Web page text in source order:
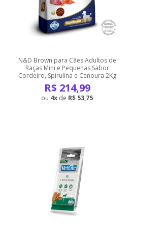
N&D Brown para Cães Adultos de
Raças Mini e Pequenas Sabor
Cordeiro, Spirulina e Cenoura 2Kg
R$ 214,99
4 de R$ 53,75